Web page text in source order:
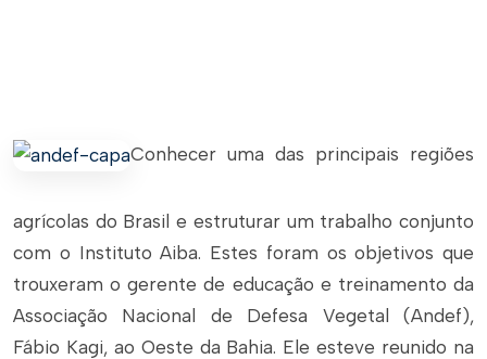
Conhecer uma das principais regiões
agrícolas do Brasil e estruturar um trabalho conjunto
com o Instituto Aiba. Estes foram os objetivos que
trouxeram o gerente de educação e treinamento da
Associação Nacional de Defesa Vegetal (Andef),
Fábio Kagi, ao Oeste da Bahia. Ele esteve reunido na